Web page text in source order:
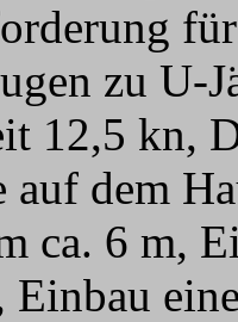
zu U-
12,5 kn,
auf dem
ca. 6 m,
Einbau